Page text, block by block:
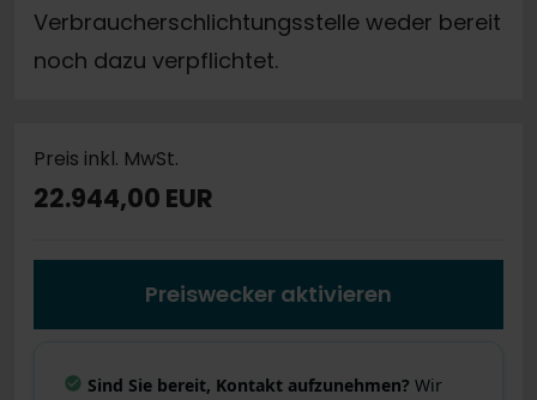
Verbraucherschlichtungsstelle weder bereit
noch dazu verpflichtet.
Preis inkl. MwSt.
22.944,00 EUR
Preiswecker aktivieren
Sind Sie bereit, Kontakt aufzunehmen? Wir